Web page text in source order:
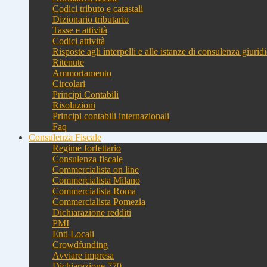
Codici tributo e catastali
Dizionario tributario
Tasse e attività
Codici attività
Risposte agli interpelli e alle istanze di consulenza
Ritenute
Ammortamento
Circolari
Principi Contabili
Risoluzioni
Principi contabili internazionali
Faq
Consulenza Fiscale
Regime forfettario
Consulenza fiscale
Commercialista on line
Commercialista Milano
Commercialista Roma
Commercialista Pomezia
Dichiarazione redditi
PMI
Enti Locali
Crowdfunding
Avviare impresa